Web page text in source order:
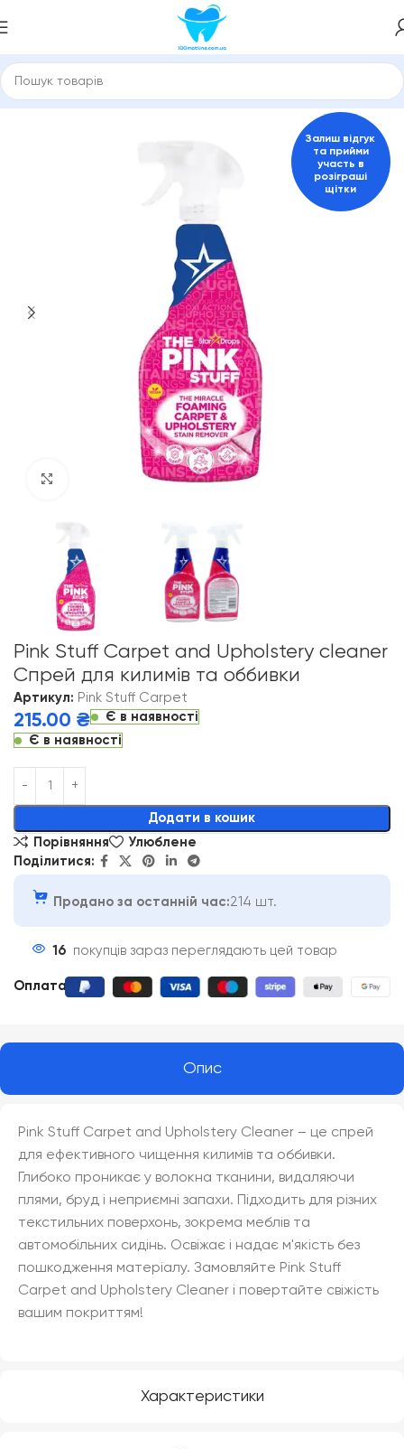
Головна Pink Stuff
Click to enlarge
Залиш відгук
та прийми
участь в
розіграші
щітки
Pink Stuff Carpet and Upholstery cleaner
Спрей для килимів та оббивки
Артикул: Pink Stuff Carpet
215.00 ₴
Є в наявності
Є в наявності
Додати в кошик
Alternative:
Порівняння
Улюблене
Поділитися:
Продано за останній час:214 шт.
16 покупців зараз переглядають цей товар
Оплата
Опис
Характеристики
Pink Stuff Carpet and Upholstery Cleaner – це спрей
для ефективного чищення килимів та оббивки.
Глибоко проникає у волокна тканини, видаляючи
плями, бруд і неприємні запахи. Підходить для різних
текстильних поверхонь, зокрема меблів та
автомобільних сидінь. Освіжає і надає м'якість без
пошкодження матеріалу. Замовляйте Pink Stuff
Carpet and Upholstery Cleaner і повертайте свіжість
вашим покриттям!